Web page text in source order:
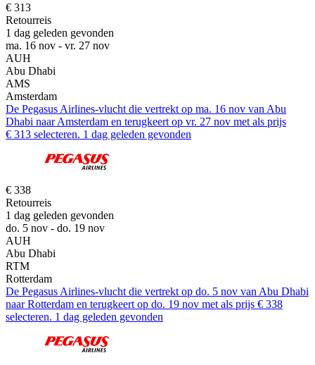
€ 313
Retourreis
1 dag geleden gevonden
ma. 16 nov - vr. 27 nov
AUH
Abu Dhabi
AMS
Amsterdam
De Pegasus Airlines-vlucht die vertrekt op ma. 16 nov van Abu
Dhabi naar Amsterdam en terugkeert op vr. 27 nov met als prijs
€ 313 selecteren. 1 dag geleden gevonden
€ 338
Retourreis
1 dag geleden gevonden
do. 5 nov - do. 19 nov
AUH
Abu Dhabi
RTM
Rotterdam
De Pegasus Airlines-vlucht die vertrekt op do. 5 nov van Abu Dhabi
naar Rotterdam en terugkeert op do. 19 nov met als prijs € 338
selecteren. 1 dag geleden gevonden